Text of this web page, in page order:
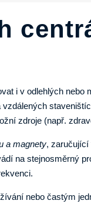
i v odlehlých nebo
zdroje (např.
a magnety, zaručující
na stejnosměrný
nebo častým